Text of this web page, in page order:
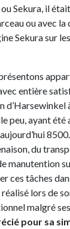
Sekura, il
ou avec la
Sekura sur
entière
d’Harsewinkel
peu, ayant été
du
manutention
ces tâches
lors de
malgré ses
pour sa